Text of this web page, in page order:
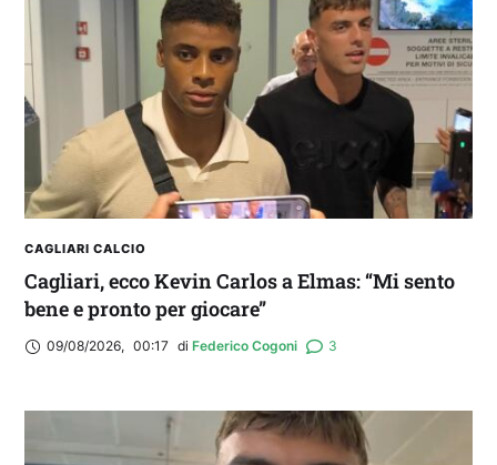
2° TROFEO RIVA | IL POST-PARTITA: commenta
con noi il match tra Cagliari e Nizza
CAGLIARI CALCIO
Cagliari, ecco Kevin Carlos a Elmas: “Mi sento
bene e pronto per giocare”
09/08/2026, 00:17 di Federico Cogoni 3